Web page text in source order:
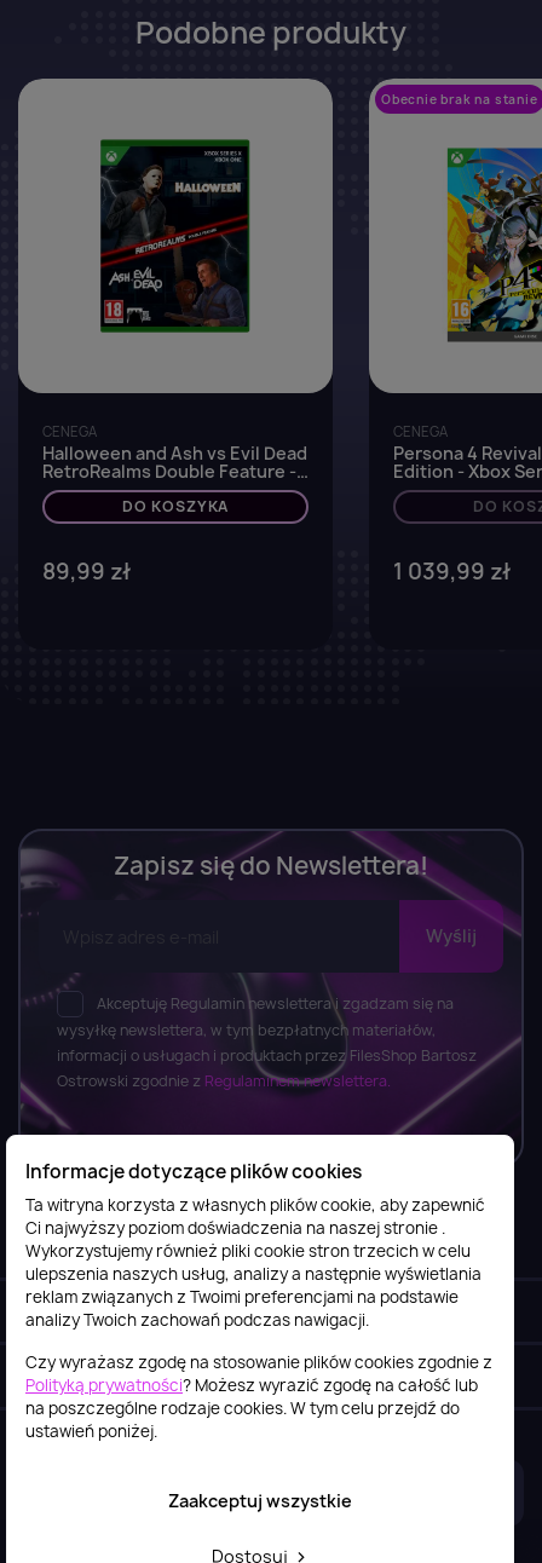
Podobne produkty
CENEGA
Halloween and Ash vs Evil Dead
RetroRealms Double Feature -
Xbox One / Series X
DO KOSZYKA
89,99 zł
Obecnie brak na stanie
CENEGA
Persona 4
Edition - Xbox
DO
1 039,99 zł
Zapisz się do Newslettera!
Akceptuję Regulamin newslettera i zgadzam się na
wysyłkę newslettera, w tym bezpłatnych materiałów,
informacji o usługach i produktach przez FilesShop Bartosz
Ostrowski zgodnie z Regulaminem newslettera.
Informacje
Obsługa klienta
Szybki kontakt keyboard_arrow_down
Informacje dotyczące plików cookies
Ta witryna korzysta z własnych plików cookie, aby zapewnić
Ci najwyższy poziom doświadczenia na naszej stronie .
Wykorzystujemy również pliki cookie stron trzecich w celu
ulepszenia naszych usług, analizy a następnie wyświetlania
reklam związanych z Twoimi preferencjami na podstawie
analizy Twoich zachowań podczas nawigacji.
Czy wyrażasz zgodę na stosowanie plików cookies zgodnie z
Polityką prywatności? Możesz wyrazić zgodę na całość lub
na poszczególne rodzaje cookies. W tym celu przejdź do
ustawień poniżej.
Dostosuj
Zaakceptuj wszystkie
2026© itstore.com.pl Projekt i realizacja: